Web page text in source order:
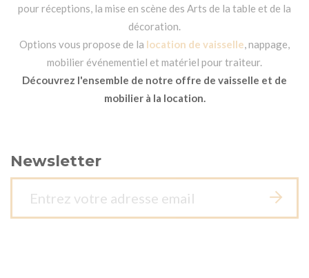
pour réceptions, la mise en scène des Arts de la table et de la
décoration.
Options vous propose de la location de vaisselle, nappage,
mobilier événementiel et matériel pour traiteur.
Découvrez l'ensemble de notre offre de vaisselle et de
mobilier à la location.
Newsletter